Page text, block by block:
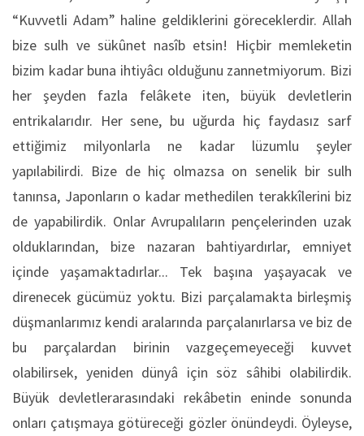
“Kuvvetli Adam” haline geldiklerini göreceklerdir. Allah
bize sulh ve sükûnet nasîb etsin! Hiçbir memleketin
bizim kadar buna ihtiyâcı olduğunu zannetmiyorum. Bizi
her şeyden fazla felâkete iten, büyük devletlerin
entrikalarıdır. Her sene, bu uğurda hiç faydasız sarf
ettiğimiz milyonlarla ne kadar lüzumlu şeyler
yapılabilirdi. Bize de hiç olmazsa on senelik bir sulh
tanınsa, Japonların o kadar methedilen terakkîlerini biz
de yapabilirdik. Onlar Avrupalıların pençelerinden uzak
olduklarından, bize nazaran bahtiyardırlar, emniyet
içinde yaşamaktadırlar... Tek başına yaşayacak ve
direnecek gücümüz yoktu. Bizi parçalamakta birleşmiş
düşmanlarımız kendi aralarında parçalanırlarsa ve biz de
bu parçalardan birinin vazgeçemeyeceği kuvvet
olabilirsek, yeniden dünyâ için söz sâhibi olabilirdik.
Büyük devletlerarasındaki rekâbetin eninde sonunda
onları çatışmaya götüreceği gözler önündeydi. Öyleyse,